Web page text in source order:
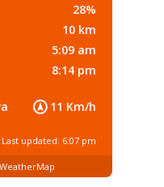
11 Km/h
28%
10 km
5:09 am
8:14 pm
Last updated: 6:07 pm